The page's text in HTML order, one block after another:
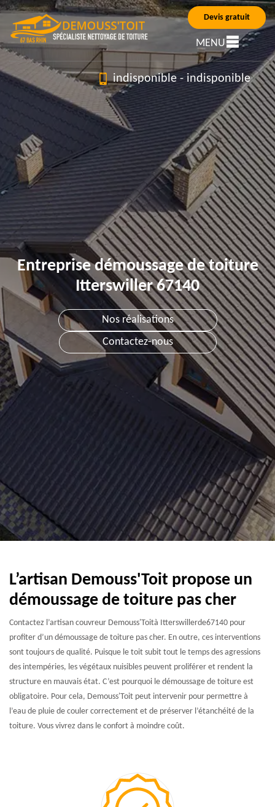
Devis gratuit
MENU
indisponible -indisponible
Entreprise démoussage de toiture
Itterswiller 67140
Nos réalisations
Contactez-nous
L’artisan Demouss'Toit propose un
démoussage de toiture pas cher
Contactez l’artisan couvreur Demouss'Toità Itterswillerde67140 pour
profiter d’un démoussage de toiture pas cher. En outre, ces interventions
sont toujours de qualité. Puisque le toit subit tout le temps des agressions
des intempéries, les végétaux nuisibles peuvent proliférer et rendent la
structure en mauvais état. C’est pourquoi le démoussage de toiture est
obligatoire. Pour cela, Demouss'Toit peut intervenir pour permettre à
l’eau de pluie de couler correctement et de préserver l’étanchéité de la
toiture. Vous vivrez dans le confort à moindre coût.